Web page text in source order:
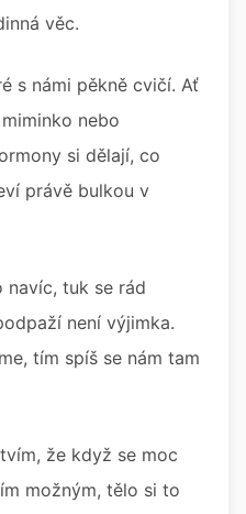
věc.
s námi pěkně cvičí. Ať
nebo
si dělají, co
právě bulkou v
navíc, tuk se rád
není výjimka.
tím spíš se nám tam
že když se moc
možným, tělo si to